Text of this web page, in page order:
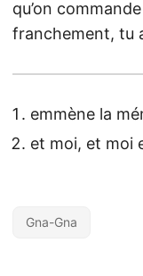
qu’on
franchement, tu
emmène la
et moi, et moi
Gna-Gna